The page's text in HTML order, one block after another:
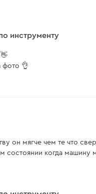
инструменту
фото 👌
он мягче чем те что
состоянии когда машину